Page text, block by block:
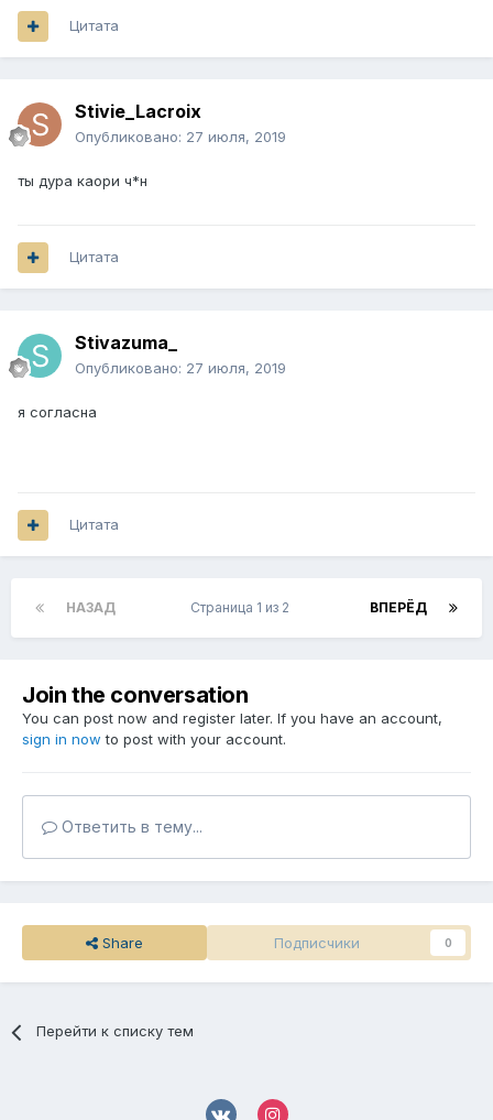
Цитата
Stivie_Lacroix
Опубликовано: 27 июля, 2019
ты дура каори ч*н
Цитата
Stivazuma_
Опубликовано: 27 июля, 2019
я согласна
Цитата
НАЗАД ВПЕРЁД
Страница 1 из 2
Join the conversation
You can post now and register later. If you have an account,
sign in now to post with your account.
Ответить в тему...
Share Подписчики 0
Перейти к списку тем